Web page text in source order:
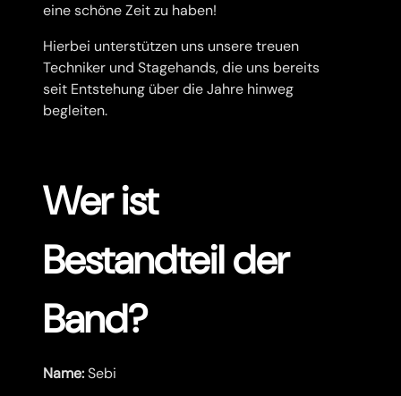
eine schöne Zeit zu haben!
Hierbei unterstützen uns unsere treuen
Techniker und Stagehands, die uns bereits
seit Entstehung über die Jahre hinweg
begleiten.
Wer ist
Bestandteil der
Band?
Name:Sebi